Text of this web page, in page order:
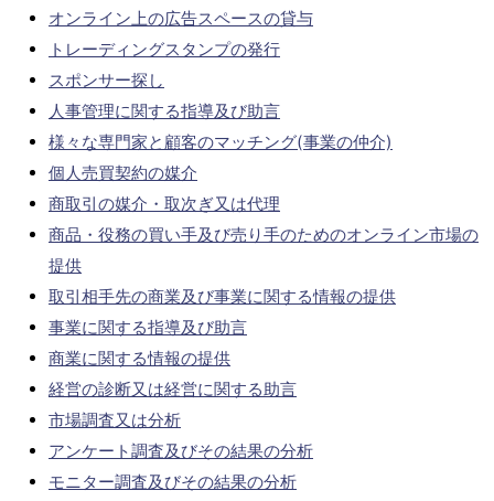
オンライン上の広告スペースの貸与
トレーディングスタンプの発行
スポンサー探し
人事管理に関する指導及び助言
様々な専門家と顧客のマッチング(事業の仲介)
個人売買契約の媒介
商取引の媒介・取次ぎ又は代理
商品・役務の買い手及び売り手のためのオンライン市場の
提供
取引相手先の商業及び事業に関する情報の提供
事業に関する指導及び助言
商業に関する情報の提供
経営の診断又は経営に関する助言
市場調査又は分析
アンケート調査及びその結果の分析
モニター調査及びその結果の分析